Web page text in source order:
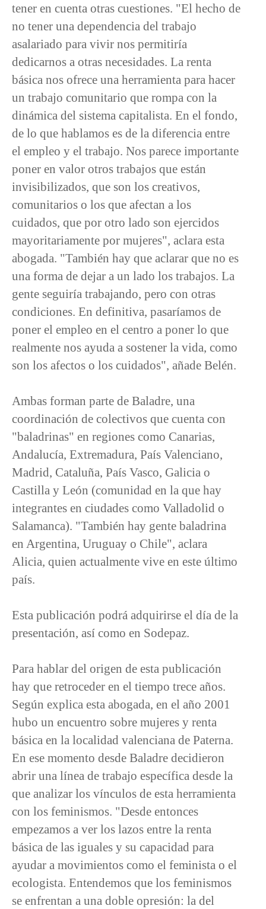
tener en cuenta otras cuestiones. "El hecho de
no tener una dependencia del trabajo
asalariado para vivir nos permitiría
dedicarnos a otras necesidades. La renta
básica nos ofrece una herramienta para hacer
un trabajo comunitario que rompa con la
dinámica del sistema capitalista. En el fondo,
de lo que hablamos es de la diferencia entre
el empleo y el trabajo. Nos parece importante
poner en valor otros trabajos que están
invisibilizados, que son los creativos,
comunitarios o los que afectan a los
cuidados, que por otro lado son ejercidos
mayoritariamente por mujeres", aclara esta
abogada. "También hay que aclarar que no es
una forma de dejar a un lado los trabajos. La
gente seguiría trabajando, pero con otras
condiciones. En definitiva, pasaríamos de
poner el empleo en el centro a poner lo que
realmente nos ayuda a sostener la vida, como
son los afectos o los cuidados", añade Belén.
Ambas forman parte de Baladre, una
coordinación de colectivos que cuenta con
"baladrinas" en regiones como Canarias,
Andalucía, Extremadura, País Valenciano,
Madrid, Cataluña, País Vasco, Galicia o
Castilla y León (comunidad en la que hay
integrantes en ciudades como Valladolid o
Salamanca). "También hay gente baladrina
en Argentina, Uruguay o Chile", aclara
Alicia, quien actualmente vive en este último
país.
Esta publicación podrá adquirirse el día de la
presentación, así como en Sodepaz.
Para hablar del origen de esta publicación
hay que retroceder en el tiempo trece años.
Según explica esta abogada, en el año 2001
hubo un encuentro sobre mujeres y renta
básica en la localidad valenciana de Paterna.
En ese momento desde Baladre decidieron
abrir una línea de trabajo específica desde la
que analizar los vínculos de esta herramienta
con los feminismos. "Desde entonces
empezamos a ver los lazos entre la renta
básica de las iguales y su capacidad para
ayudar a movimientos como el feminista o el
ecologista. Entendemos que los feminismos
se enfrentan a una doble opresión: la del